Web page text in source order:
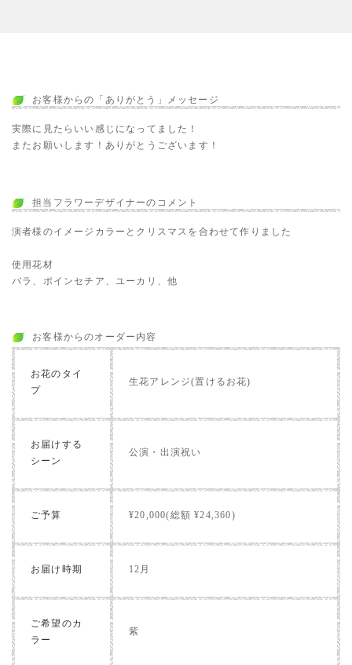
お客様からの「ありがとう」メッセージ
実際に見たらいい感じになってました！
またお願いします！ありがとうございます！
担当フラワーデザイナーのコメント
演者様のイメージカラーとクリスマスを合わせて作りました
使用花材
バラ、ポインセチア、ユーカリ、他
お客様からのオーダー内容
お花のタイ
プ
生花アレンジ(置けるお花)
お届けする
シーン
公演・出演祝い
ご予算 ¥20,000(総額 ¥24,360)
お届け時期 12月
ご希望のカ
ラー
紫